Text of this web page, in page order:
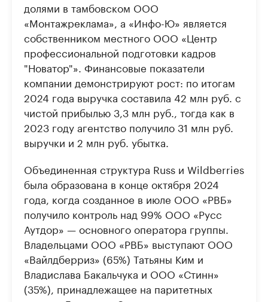
долями в тамбовском ООО
«Монтажреклама», а «Инфо-Ю» является
собственником местного ООО «Центр
профессиональной подготовки кадров
"Новатор"». Финансовые показатели
компании демонстрируют рост: по итогам
2024 года выручка составила 42 млн руб. с
чистой прибылью 3,3 млн руб., тогда как в
2023 году агентство получило 31 млн руб.
выручки и 2 млн руб. убытка.
Объединенная структура Russ и Wildberries
была образована в конце октября 2024
года, когда созданное в июле ООО «РВБ»
получило контроль над 99% ООО «Русс
Аутдор» — основного оператора группы.
Владельцами ООО «РВБ» выступают ООО
«Вайлдберриз» (65%) Татьяны Ким и
Владислава Бакальчука и ООО «Стинн»
(35%), принадлежащее на паритетных